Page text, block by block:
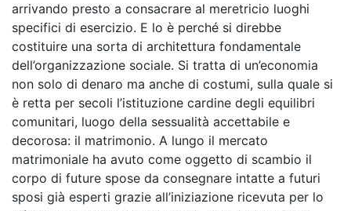
arrivando presto a consacrare al meretricio luoghi
specifici di esercizio. E lo è perché si direbbe
costituire una sorta di architettura fondamentale
dell’organizzazione sociale. Si tratta di un’economia
non solo di denaro ma anche di costumi, sulla quale si
è retta per secoli l’istituzione cardine degli equilibri
comunitari, luogo della sessualità accettabile e
decorosa: il matrimonio. A lungo il mercato
matrimoniale ha avuto come oggetto di scambio il
corpo di future spose da consegnare intatte a futuri
sposi già esperti grazie all’iniziazione ricevuta per lo